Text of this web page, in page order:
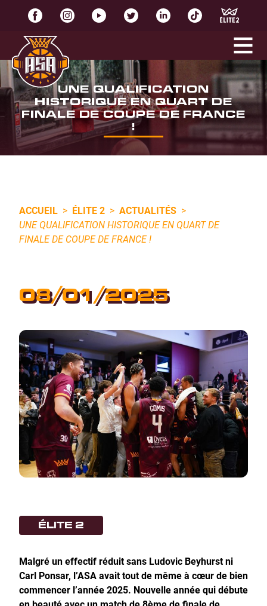
UNE QUALIFICATION
HISTORIQUE EN QUART DE
FINALE DE COUPE DE FRANCE
!
ACCUEIL > ÉLITE 2 > ACTUALITÉS >
UNE QUALIFICATION HISTORIQUE EN QUART DE
FINALE DE COUPE DE FRANCE !
08/01/2025
ÉLITE 2
Malgré un effectif réduit sans Ludovic Beyhurst ni
Carl Ponsar, l’ASA avait tout de même à cœur de bien
commencer l’année 2025. Nouvelle année qui débute